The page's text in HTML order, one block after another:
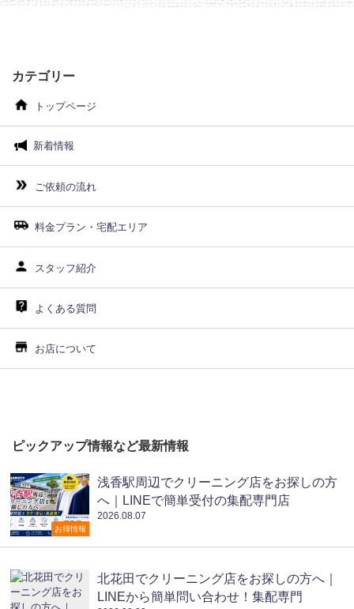
カテゴリー
トップページ
新着情報
ご依頼の流れ
料金プラン・宅配エリア
スタッフ紹介
よくある質問
お店について
ピックアップ情報など最新情報
お得情報
浅香駅周辺でクリーニング店をお探しの方
へ｜LINEで簡単受付の集配専門店
2026.08.07
北花田でクリーニング店をお探しの方へ｜
LINEから簡単問い合わせ！集配専門